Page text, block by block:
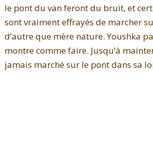
le pont du van feront du bruit, et
sont vraiment effrayés de marcher
d’autre que mère nature. Youshka
montre comme faire. Jusqu’à
jamais marché sur le pont dans sa